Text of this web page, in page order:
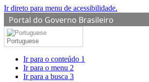
Ir direto para menu de acessibilidade.
Portal do Governo Brasileiro
Portuguese
Ir para o conteúdo 1
Ir para o menu 2
Ir para a busca 3